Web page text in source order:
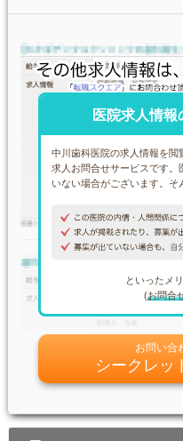
医院求人情報
中川歯科医院の求人情報を
求人お問合せサービスです。
いない場合がございます。そ
といったメ
(お問合
お問い合
シークレッ